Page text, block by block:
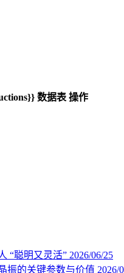
数据表 操作
“聪明又灵活” 2026/06/25
振的关键参数与价值 2026/